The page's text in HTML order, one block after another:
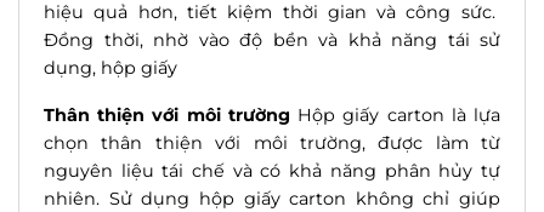
hiệu quả hơn, tiết kiệm thời gian vàcông sức.
Đồng thời, nhờ vào độ bền và khả năng tái sử
dụng, hộp giấy
Thân thiện với môi trường Hộp giấy carton là lựa
chọn thân thiện với môi trường, được làm từ
nguyên liệu tái chế và có khả năng phân hủy tự
nhiên. Sử dụng hộp giấy carton không chỉ giúp